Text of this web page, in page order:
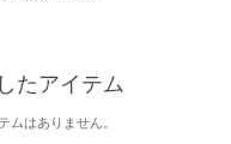
たアイテム
ムはありません。